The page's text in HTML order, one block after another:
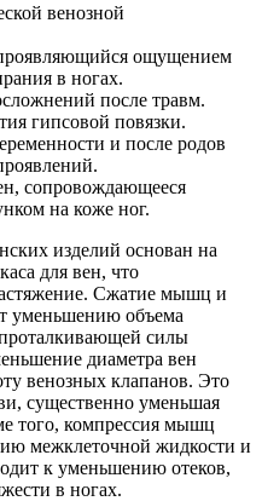
венозной
ощущением
в ногах.
после травм.
гипсовой повязки.
и после родов
сопровождающееся
на коже ног.
изделий основан на
для вен, что
Сжатие мышц и
уменьшению объема
силы
диаметра вен
венозных клапанов. Это
существенно уменьшая
того, компрессия мышц
межклеточной жидкости и
к уменьшению отеков,
в ногах.